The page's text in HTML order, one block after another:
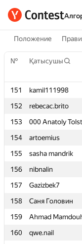
Положение
№ Қатысушы
151 kamil111998
152
rebecac.brito
153
000 Anatoly
154
artoemius
155
sasha mandrik
156
nibnalin
157
Gazizbek7
158
Саня Головин
159
Ahmad
160
qwe.nail
№ Қатысушы
151 kamil111998
152
rebecac.brito
153
000 Anatoly
154
artoemius
155
sasha mandrik
156
nibnalin
157
Gazizbek7
158
Саня Головин
159
Ahmad
160
qwe.nail